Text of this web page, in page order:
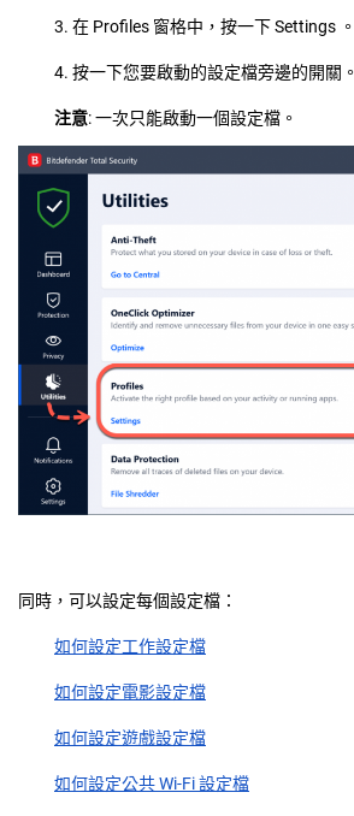
3. 在 Profiles 窗格中，按一下 Settings 。
4. 按一下您要啟動的設定檔旁邊的開關。
注意: 一次只能啟動一個設定檔。
同時，可以設定每個設定檔：
如何設定工作設定檔
如何設定電影設定檔
如何設定遊戲設定檔
如何設定公共 Wi-Fi 設定檔